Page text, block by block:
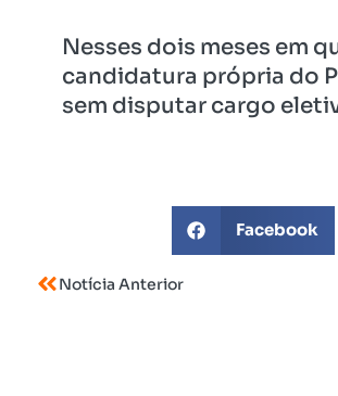
Nesses dois meses em
candidatura própria do
sem disputar cargo
Facebook
Notícia Anterior